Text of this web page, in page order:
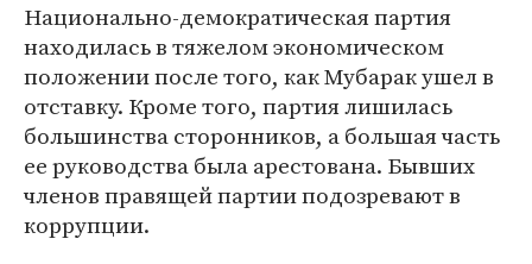
Национально-демократическая партия
находилась в тяжелом экономическом
положении после того, как Мубарак ушел в
отставку. Кроме того, партия лишилась
большинства сторонников, а большая часть
ее руководства была арестована. Бывших
членов правящей партии подозревают в
коррупции.